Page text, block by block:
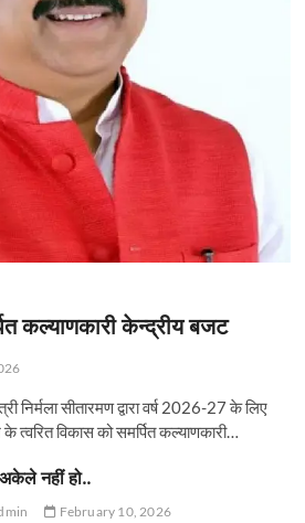
कल्याणकारी केन्‍द्रीय बजट
निर्मला सीतारमण द्वारा वर्ष 2026-27 के लिए
विकास को समर्पित कल्याणकारी…
नहीं हो..
February 10, 2026